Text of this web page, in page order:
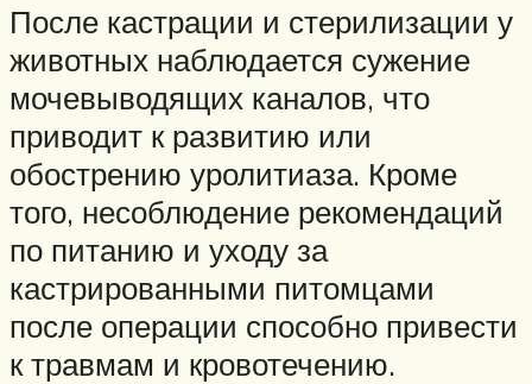
После кастрации и стерилизации у
животных наблюдается сужение
мочевыводящих каналов, что
приводит к развитию или
обострению уролитиаза. Кроме
того, несоблюдение рекомендаций
по питанию и уходу за
кастрированными питомцами
после операции способно привести
к травмам и кровотечению.